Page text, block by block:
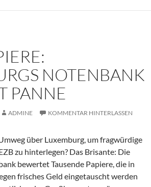
NOTENBANK
PANNE
ADMINE KOMMENTAR HINTERLASSEN
über Luxemburg, um fragwürdige
zu hinterlegen? Das Brisante: Die
bewertet Tausende Papiere, die in
frisches Geld eingetauscht werden